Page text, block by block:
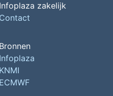
Infoplaza zakelijk
Contact
Bronnen
Infoplaza
KNMI
ECMWF